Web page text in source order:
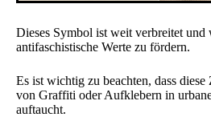
Dieses Symbol ist weit verbreitet und
antifaschistische Werte zu fördern.
Es ist wichtig zu beachten, dass
von Graffiti oder Aufklebern in
auftaucht.